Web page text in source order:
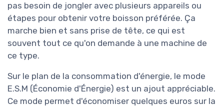
pas besoin de jongler avec plusieurs appareils ou
étapes pour obtenir votre boisson préférée. Ça
marche bien et sans prise de tête, ce qui est
souvent tout ce qu'on demande à une machine de
ce type.
Sur le plan de la consommation d'énergie, le mode
E.S.M (Économie d'Énergie) est un ajout appréciable.
Ce mode permet d'économiser quelques euros sur la